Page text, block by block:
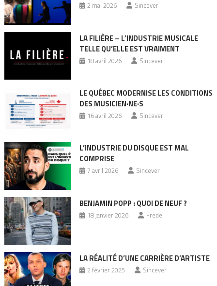
2 mai 2026 Sincever
LA FILIÈRE – L’INDUSTRIE MUSICALE
TELLE QU’ELLE EST VRAIMENT
18 avril 2026 Sincever
LE QUÉBEC MODERNISE LES CONDITIONS
DES MUSICIEN·NE·S
16 avril 2026 Sincever
L’INDUSTRIE DU DISQUE EST MAL
COMPRISE
7 avril 2026 Sincever
BENJAMIN POPP : QUOI DE NEUF ?
18 janvier 2026 Fredel
LA RÉALITÉ D’UNE CARRIÈRE D’ARTISTE
2 février 2025 Sincever